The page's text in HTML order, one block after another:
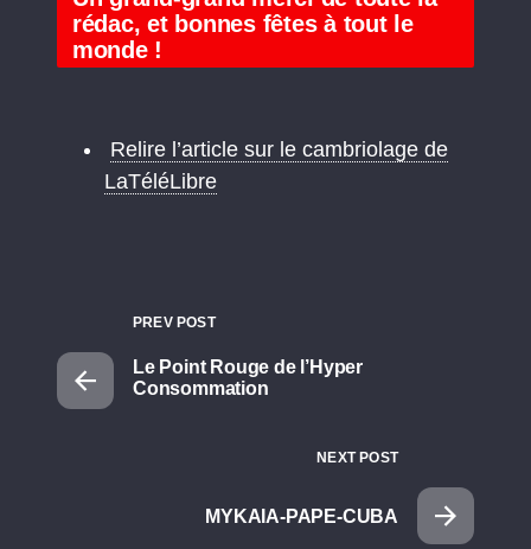
rédac, et bonnes fêtes à tout le
monde !
Relire l’article sur le cambriolage de
LaTéléLibre
PREV POST
Le Point Rouge de l’Hyper
Consommation
NEXT POST
MYKAIA-PAPE-CUBA